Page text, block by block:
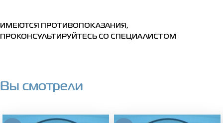
ИМЕЮТСЯ ПРОТИВОПОКАЗАНИЯ,
ПРОКОНСУЛЬТИРУЙТЕСЬ СО СПЕЦИАЛИСТОМ
Вы смотрели